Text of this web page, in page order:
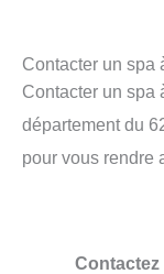
Contacter un spa
Contacter un spa
département du
pour vous rendre